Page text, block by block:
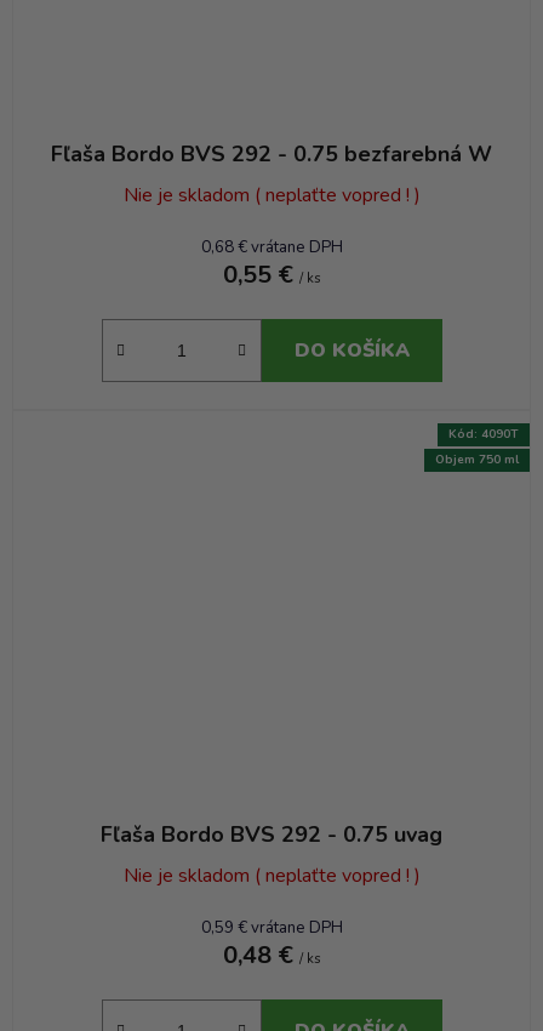
Fľaša Bordo BVS 292 - 0.75 bezfarebná W
Nie je skladom ( neplaťte vopred ! )
0,68 € vrátane DPH
0,55 € / ks
DO KOŠÍKA
Fľaša Bordo BVS 292 - 0.75 uvag
Nie je skladom ( neplaťte vopred ! )
0,59 € vrátane DPH
0,48 € / ks
Objem 750 ml
Kód: 4090T